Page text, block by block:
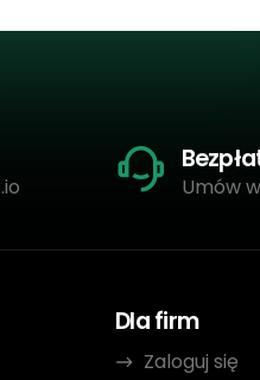
Umów
Dla firm
Zaloguj się